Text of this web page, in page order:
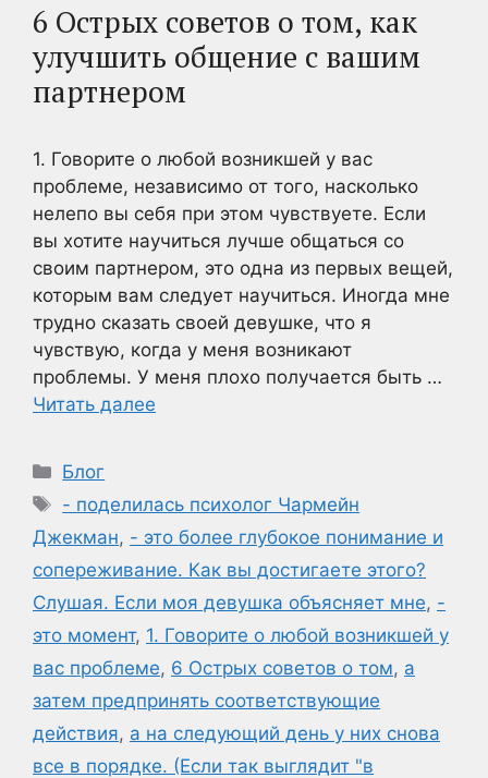
6 Острых советов о том, как
улучшить общение с вашим
партнером
1. Говорите о любой возникшей у вас
проблеме, независимо от того, насколько
нелепо вы себя при этом чувствуете. Если
вы хотите научиться лучше общаться со
своим партнером, это одна из первых вещей,
которым вам следует научиться. Иногда мне
трудно сказать своей девушке, что я
чувствую, когда у меня возникают
проблемы. У меня плохо получается быть …
Читать далее
Рубрики
Блог
Метки
- поделилась психолог Чармейн
Джекман, - это более глубокое понимание и
сопереживание. Как вы достигаете этого?
Слушая. Если моя девушка объясняет мне, -
это момент, 1. Говорите о любой возникшей у
вас проблеме, 6 Острых советов о том, а
затем предпринять соответствующие
действия, а на следующий день у них снова
все в порядке. (Если так выглядит "в